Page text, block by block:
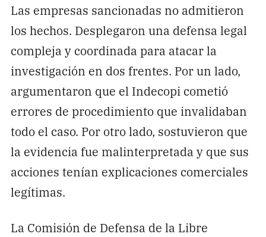
Las empresas sancionadas no admitieron
los hechos. Desplegaron una defensa legal
compleja y coordinada para atacar la
investigación en dos frentes. Por un lado,
argumentaron que el Indecopi cometió
errores de procedimiento que invalidaban
todo el caso. Por otro lado, sostuvieron que
la evidencia fue malinterpretada y que sus
acciones tenían explicaciones comerciales
legítimas.
La Comisión de Defensa de la Libre